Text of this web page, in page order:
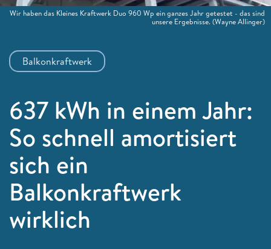
Balkonkraftwerk
637 kWh in einem Jahr:
So schnell amortisiert
sich ein
Balkonkraftwerk
wirklich
Wir haben das Kleines Kraftwerk Duo 960 Wp ein ganzes Jahr getestet - das sind
unsere Ergebnisse.(Wayne Allinger)